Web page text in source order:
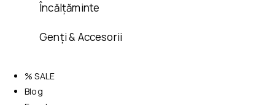
Încălțăminte
Genți & Accesorii
% SALE
Blog